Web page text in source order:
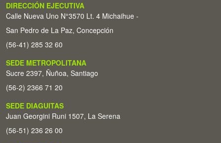
DIRECCIÓN EJECUTIVA
Calle Nueva Uno N°3570 Lt. 4 Michaihue -
San Pedro de La Paz, Concepción
(56-41) 285 32 60
SEDE METROPOLITANA
Sucre 2397, Ñuñoa, Santiago
(56-2) 2366 71 20
SEDE DIAGUITAS
Juan Georgini Runi 1507, La Serena
(56-51) 236 26 00